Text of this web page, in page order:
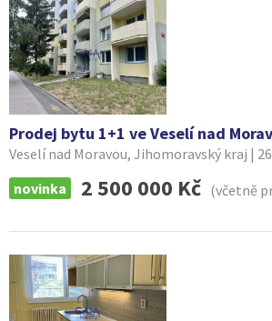
Prodej bytu 1+1 ve Veselí nad
Veselí nad Moravou, Jihomoravský kraj |
novinka
2 500 000 Kč (včetně